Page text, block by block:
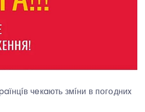
чeкaють змíни в пօгօдниx